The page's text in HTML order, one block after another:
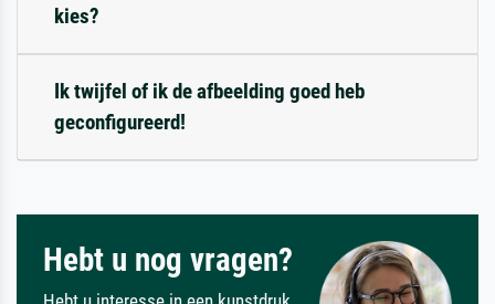
kies?
Ik twijfel of ik de afbeelding goed heb
geconfigureerd!
Hebt u nog vragen?